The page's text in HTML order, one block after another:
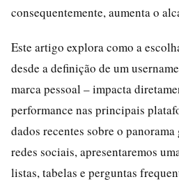
consequentemente, aumenta o
Este artigo explora como a
desde a definição de um
marca pessoal – impacta
performance nas principais
dados recentes sobre o
redes sociais, apresentaremos
listas, tabelas e perguntas